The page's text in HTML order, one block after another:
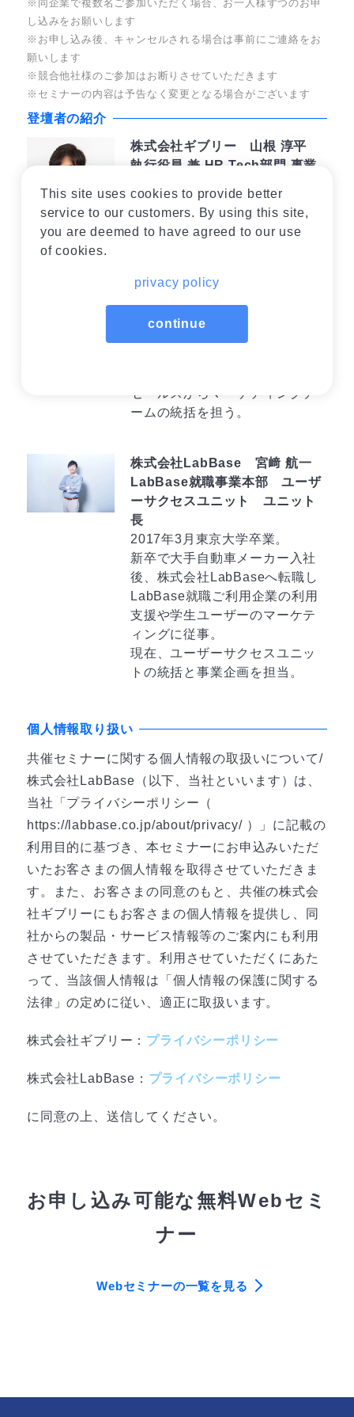
※同企業で複数名ご参加いただく場合、お一人様ずつのお申
し込みをお願いします
※お申し込み後、キャンセルされる場合は事前にご連絡をお
願いします
※競合他社様のご参加はお断りさせていただきます
※セミナーの内容は予告なく変更となる場合がございます
登壇者の紹介
株式会社ギブリー 山根 淳平
執行役員 兼 HR Tech部門 事業
2012年より株式会社ギブリーに
参画、エンジニア向けHRテクノ
ロジー事業の立ち上げを行う。
ログラミングコンテストなど新
入れ、年間100社以上のIT・通
セールスからマーケティングチ
ームの統括を担う。
株式会社LabBase 宮﨑 航一
LabBase就職事業本部 ユーザ
ーサクセスユニット ユニット
長
2017年3月東京大学卒業。
新卒で大手自動車メーカー入社
後、株式会社LabBaseへ転職し
LabBase就職ご利用企業の利用
支援や学生ユーザーのマーケテ
ィングに従事。
現在、ユーザーサクセスユニッ
トの統括と事業企画を担当。
個人情報取り扱い
共催セミナーに関する個人情報の取扱いについて/
株式会社LabBase（以下、当社といいます）は、
当社「プライバシーポリシー（
https://labbase.co.jp/about/privacy/ ）」に記載の
利用目的に基づき、本セミナーにお申込みいただ
いたお客さまの個人情報を取得させていただきま
す。また、お客さまの同意のもと、共催の株式会
社ギブリーにもお客さまの個人情報を提供し、同
社からの製品・サービス情報等のご案内にも利用
させていただきます。利用させていただくにあた
って、当該個人情報は「個人情報の保護に関する
法律」の定めに従い、適正に取扱います。
株式会社ギブリー： プライバシーポリシー
株式会社LabBase： プライバシーポリシー
に同意の上、送信してください。
お申し込み可能な無料Webセミ
ナー
Webセミナーの一覧を見る
This site uses cookies to provide better
service to our customers. By using this site,
you are deemed to have agreed to our use
of cookies.
privacy policy
continue